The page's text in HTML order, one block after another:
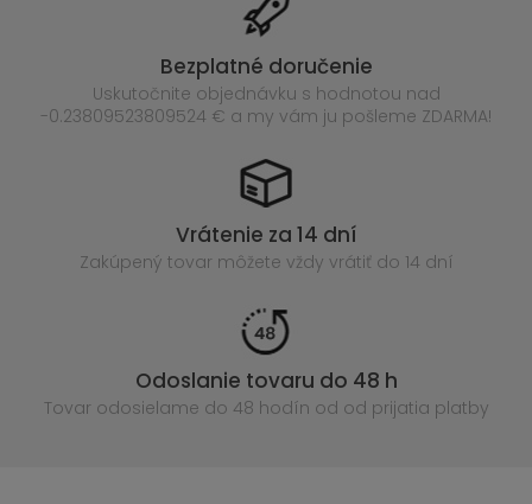
Bezplatné doručenie
Uskutočnite objednávku s hodnotou nad
-0.23809523809524 € a my vám ju pošleme ZDARMA!
Vrátenie za 14 dní
Zakúpený tovar môžete vždy vrátiť do 14 dní
Odoslanie tovaru do 48 h
Tovar odosielame do 48 hodín od od prijatia platby